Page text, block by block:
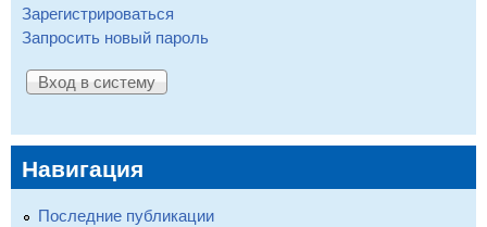
Зарегистрироваться
Запросить новый пароль
Навигация
Последние публикации